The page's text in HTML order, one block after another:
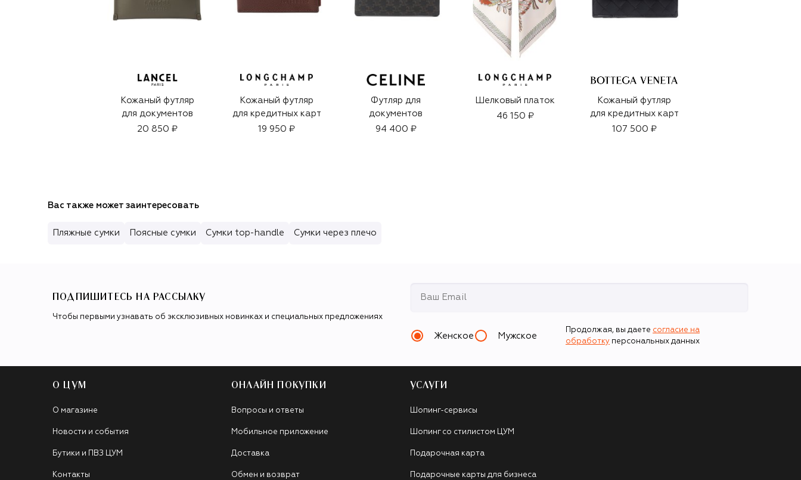
Кожаный футляр
для документов
20 850 ₽
Кожаный футляр
для кредитных карт
19 950 ₽
Футляр для
документов
94 400 ₽
Шелковый платок
46 150 ₽
Кожаный футляр
для кредитных карт
107 500 ₽
Вас также может заинтересовать
Пляжные сумки Поясные сумки Сумки top-handle Сумки через плечо
ПОДПИШИТЕСЬ НА РАССЫЛКУ
Чтобы первыми узнавать об эксклюзивных новинках и специальных предложениях
Женское Мужское
Продолжая, вы даете согласие на
обработку персональных данных
О ЦУМ
О магазине
Новости и события
Бутики и ПВЗ ЦУМ
Контакты
ОНЛАЙН ПОКУПКИ
Вопросы и ответы
Мобильное приложение
Доставка
Обмен и возврат
УСЛУГИ
Шопинг-сервисы
Шопинг со стилистом ЦУМ
Подарочная карта
Подарочные карты для бизнеса